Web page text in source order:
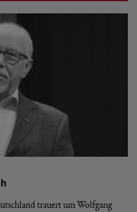
trauert um Wolfgang